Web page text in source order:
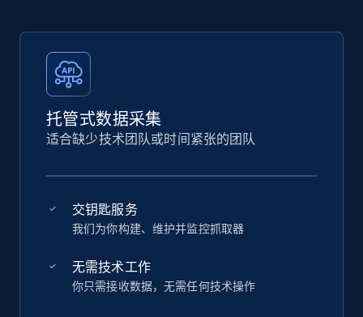
托管式数据采集
适合缺少技术团队或时间紧张的团队
交钥匙服务
我们为你构建、维护并监控抓取器
无需技术工作
你只需接收数据，无需任何技术操作